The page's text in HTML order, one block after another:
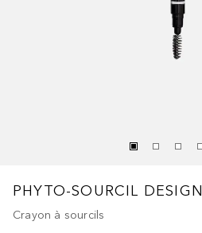
PHYTO-SOURCIL DESIGN
Crayon à sourcils